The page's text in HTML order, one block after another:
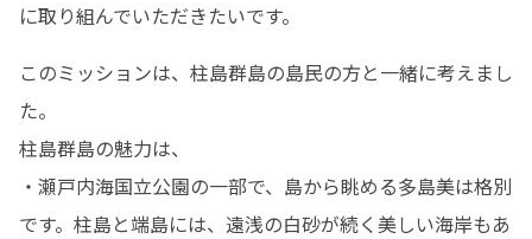
に取り組んでいただきたいです。
このミッションは、柱島群島の島民の方と一緒に考えまし
た。
柱島群島の魅力は、
・瀬戸内海国立公園の一部で、島から眺める多島美は格別
です。柱島と端島には、遠浅の白砂が続く美しい海岸もあ